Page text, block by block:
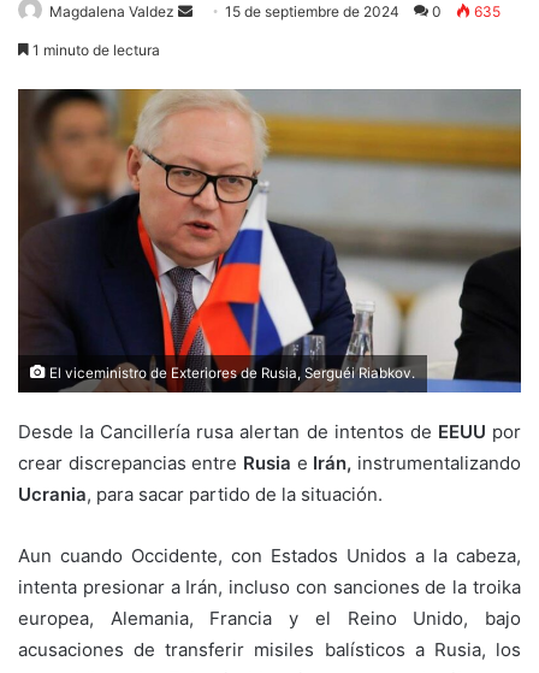
Magdalena Valdez
Send15 de septiembre de 2024 0 635
1 minuto de lectura
El viceministro de Exteriores de Rusia, Serguéi Riabkov.
Desde la Cancillería rusa alertan de intentos de EEUU por
crear discrepancias entre Rusia e Irán, instrumentalizando
Ucrania, para sacar partido de la situación.
Aun cuando Occidente, con Estados Unidos a la cabeza,
intenta presionar a Irán, incluso con sanciones de la troika
europea, Alemania, Francia y el Reino Unido, bajo
acusaciones de transferir misiles balísticos a Rusia, los